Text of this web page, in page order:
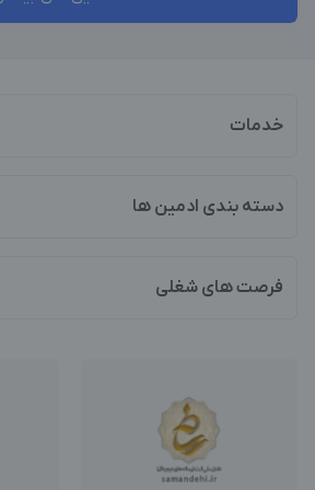
خدمات
دسته بندی ادمین ها
فرصت های شغلی